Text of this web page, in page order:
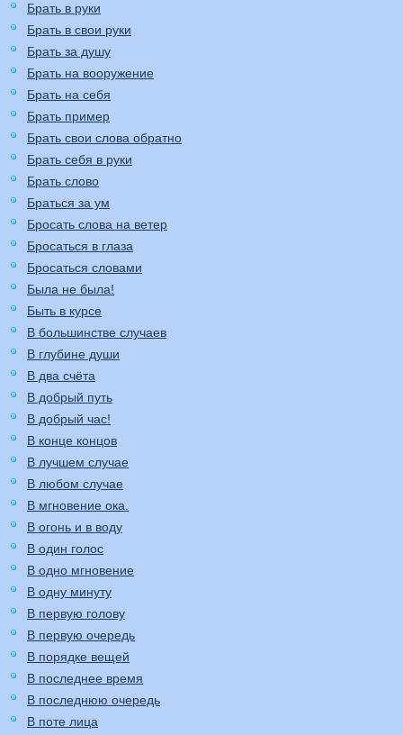
Брать в руки
Брать в свои руки
Брать за душу
Брать на вооружение
Брать на себя
Брать пример
Брать свои слова обратно
Брать себя в руки
Брать слово
Браться за ум
Бросать слова на ветер
Бросаться в глаза
Бросаться словами
Была не была!
Быть в курсе
В большинстве случаев
В глубине души
В два счёта
В добрый путь
В добрый час!
В конце концов
В лучшем случае
В любом случае
В мгновение ока.
В огонь и в воду
В один голос
В одно мгновение
В одну минуту
В первую голову
В первую очередь
В порядке вещей
В последнее время
В последнюю очередь
В поте лица